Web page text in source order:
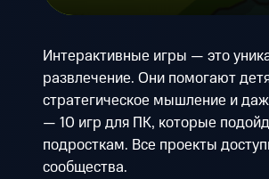
Интерактивные игры — это
развлечение. Они помогают
стратегическое мышление и
— 10 игр для ПК, которые
подросткам. Все проекты
сообщества.